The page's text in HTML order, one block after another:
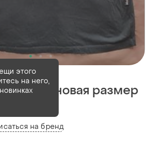
новая размер
этого
на него,
на бренд